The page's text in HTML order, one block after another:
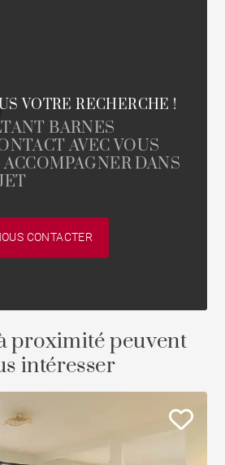
VOTRE RECHERCHE !
BARNES
AVEC VOUS
DANS
CONTACTER
proximité peuvent
intéresser